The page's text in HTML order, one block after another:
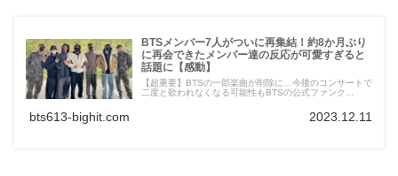
BTSメンバー7人がついに再集結！約8か月ぶり
に再会できたメンバー達の反応が可愛すぎると
話題に【感動】
【超重要】BTSの一部楽曲が削除に…今後のコンサートで
二度と歌われなくなる可能性もBTSの公式ファンク...
bts613-bighit.com 2023.12.11